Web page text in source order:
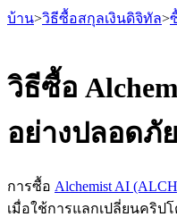
ฟิวเจอร์ส
บ้าน>วิธีซื้อสกุลเงินดิจิทัล>
วิธีซื้อ
อย่างปลอดภั
การซื้อ Alchemist AI
เมื่อใช้การแลกเปลี่ยนคริป